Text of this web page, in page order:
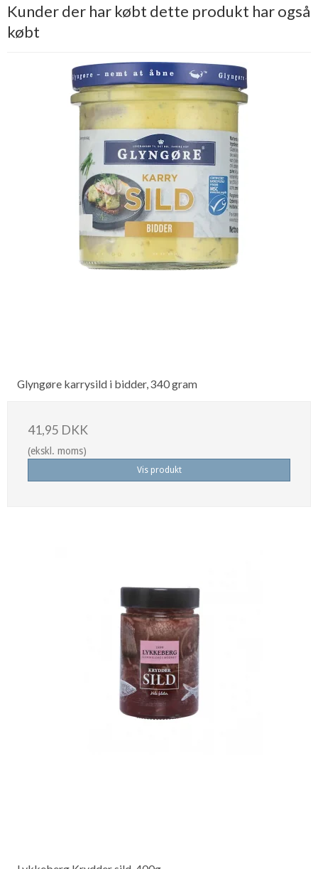
Kunder der har købt dette produkt har også
købt
Glyngøre karrysild i bidder, 340 gram
41,95 DKK
(ekskl. moms)
Vis produkt